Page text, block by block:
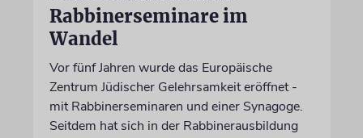
Rabbinerseminare im
Wandel
Vor fünf Jahren wurde das Europäische
Zentrum Jüdischer Gelehrsamkeit eröffnet -
mit Rabbinerseminaren und einer Synagoge.
Seitdem hat sich in der Rabbinerausbildung